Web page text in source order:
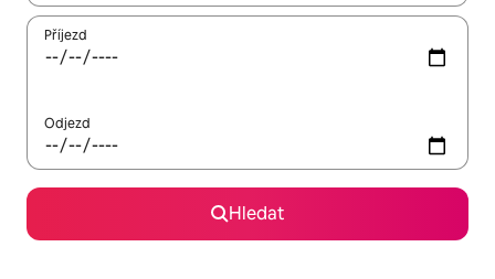
Příjezd
Odjezd
Hledat